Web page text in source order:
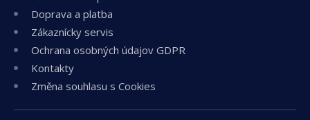
Doprava a platba
Zákaznícky servis
Ochrana osobných údajov GDPR
Kontakty
Změna souhlasu s Cookies